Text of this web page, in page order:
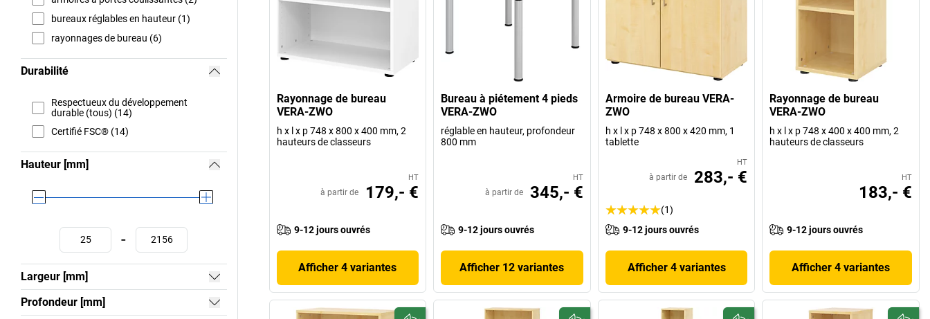
bureaux réglables en hauteur (1)
rayonnages de bureau (6)
Durabilité
Respectueux du développement
durable (tous) (14)
Certifié FSC® (14)
Hauteur [mm]
-
Largeur [mm]
Profondeur [mm]
Rayonnage de bureau
VERA-ZWO
h x l x p 748 x 800 x 400 mm, 2
hauteurs de classeurs
HT
à partir de 179,- €
9-12 jours ouvrés
Afficher 4 variantes
Bureau à piétement 4 pieds
VERA-ZWO
réglable en hauteur, profondeur
800 mm
HT
à partir de 345,- €
9-12 jours ouvrés
Afficher 12 variantes
Armoire de bureau VERA-
ZWO
h x l x p 748 x 800 x 420 mm, 1
tablette
HT
à partir de 283,- €
(1)
9-12 jours ouvrés
Afficher 4 variantes
Rayonnage de bureau
VERA-ZWO
h x l x p 748 x 400 x 400 mm, 2
hauteurs de classeurs
HT
183,- €
9-12 jours ouvrés
Afficher 4 variantes